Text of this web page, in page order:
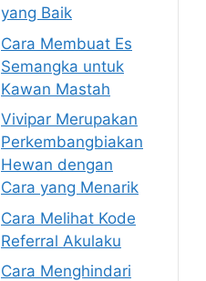
yang Baik
Cara Membuat Es
Semangka untuk
Kawan Mastah
Vivipar Merupakan
Perkembangbiakan
Hewan dengan
Cara yang Menarik
Cara Melihat Kode
Referral Akulaku
Cara Menghindari